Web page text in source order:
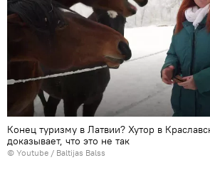
Конец туризму в Латвии? Хутор в
доказывает, что это не так
© Youtube / Baltijas Balss